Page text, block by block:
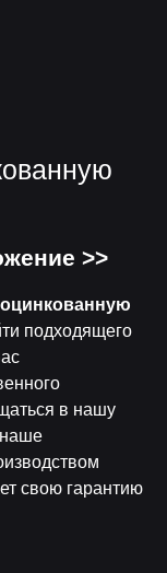
>>
подходящего
в нашу
наше
свою гарантию